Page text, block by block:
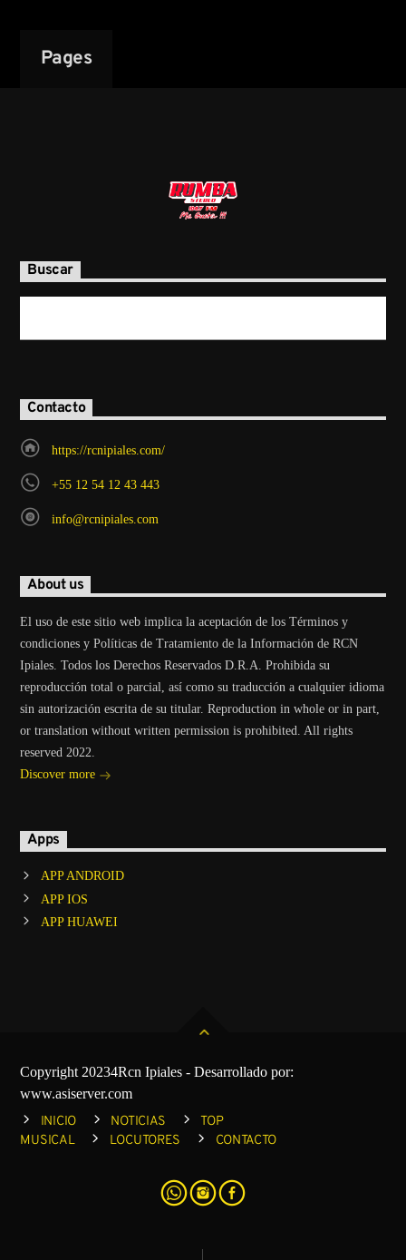
Pages
Buscar
Contacto
https://rcnipiales.com/
+55 12 54 12 43 443
info@rcnipiales.com
About us
El uso de este sitio web implica la aceptación de los Términos y
condiciones y Políticas de Tratamiento de la Información de RCN
Ipiales. Todos los Derechos Reservados D.R.A. Prohibida su
reproducción total o parcial, así como su traducción a cualquier idioma
sin autorización escrita de su titular. Reproduction in whole or in part,
or translation without written permission is prohibited. All rights
reserved 2022.
Discover more
Apps
APP ANDROID
APP IOS
APP HUAWEI
Copyright 20234Rcn Ipiales - Desarrollado por:
www.asiserver.com
INICIO NOTICIAS
TOP
MUSICAL
LOCUTORES CONTACTO